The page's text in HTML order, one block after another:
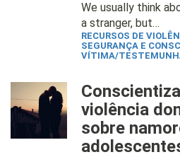
We usually think
a stranger, but…
RECURSOS DE
SEGURANÇA E
VÍTIMA/
violência
sobre